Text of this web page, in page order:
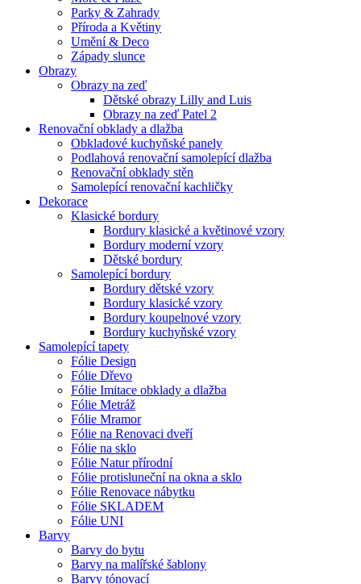
Parky & Zahrady
Příroda a Květiny
Umění & Deco
Západy slunce
Obrazy
Obrazy na zeď
Dětské obrazy Lilly and Luis
Obrazy na zeď Patel 2
Renovační obklady a dlažba
Obkladové kuchyňské panely
Podlahová renovační samolepící dlažba
Renovační obklady stěn
Samolepící renovační kachličky
Dekorace
Klasické bordury
Bordury klasické a květinové vzory
Bordury moderní vzory
Dětské bordury
Samolepící bordury
Bordury dětské vzory
Bordury klasické vzory
Bordury koupelnové vzory
Bordury kuchyňské vzory
Samolepící tapety
Fólie Design
Fólie Dřevo
Fólie Imitace obklady a dlažba
Fólie Metráž
Fólie Mramor
Fólie na Renovaci dveří
Fólie na sklo
Fólie Natur přírodní
Fólie protisluneční na okna a sklo
Fólie Renovace nábytku
Fólie SKLADEM
Fólie UNI
Barvy
Barvy do bytu
Barvy na malířské šablony
Barvy tónovací